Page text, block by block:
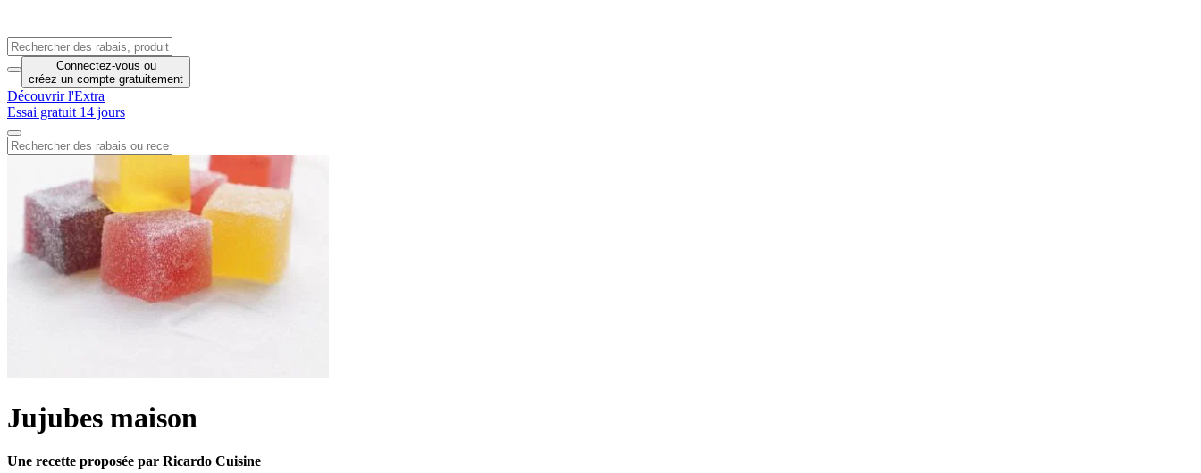
Connectez-vous ou
créez un compte gratuitement
Découvrir l'Extra
Essai gratuit 14 jours
Jujubes maison
Une recette proposée par Ricardo Cuisine